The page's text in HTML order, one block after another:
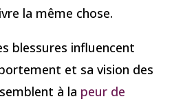
la même chose.
blessures influencent
et sa vision des
à la peur de